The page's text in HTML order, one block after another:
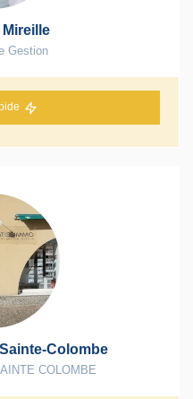
Mireille
Gestion
Colombe
COLOMBE